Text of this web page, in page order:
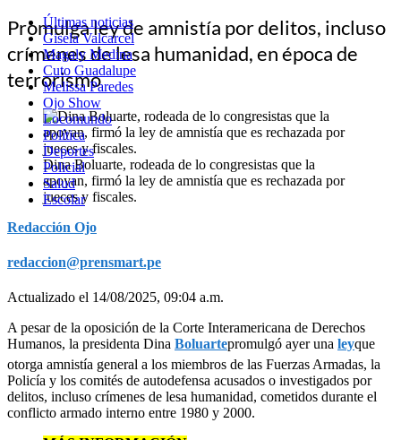
Últimas noticias
Gisela Valcarcel
Magaly Medina
Cuto Guadalupe
Melissa Paredes
Ojo Show
Locomundo
Política
Deportes
Policial
Salud
Escolar
Promulga ley de amnistía por delitos, incluso
crímenes de lesa humanidad, en época de
terrorismo
Dina Boluarte, rodeada de lo congresistas que la
apoyan, firmó la ley de amnistía que es rechazada por
jueces y fiscales.
Redacción Ojo
redaccion@prensmart.pe
Actualizado el 14/08/2025, 09:04 a.m.
A pesar de la oposición de la Corte Interamericana de Derechos
Humanos, la presidenta Dina Boluartepromulgó ayer una leyque
otorga amnistía general a los miembros de las Fuerzas Armadas, la
Policía y los comités de autodefensa acusados o investigados por
delitos, incluso crímenes de lesa humanidad, cometidos durante el
conflicto armado interno entre 1980 y 2000.